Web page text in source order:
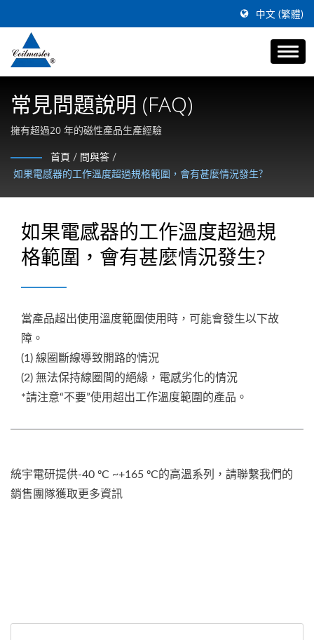
中文 (繁體)
常見問題說明 (FAQ)
擁有超過20 年的磁性產品生產經驗
首頁 / 問與答 /
如果電感器的工作溫度超過規格範圍，會有甚麼情況發生?
如果電感器的工作溫度超過規
格範圍，會有甚麼情況發生?
當產品超出使用溫度範圍使用時，可能會發生以下故
障。
(1) 線圈斷線導致開路的情況
(2) 無法保持線圈間的絕緣，電感劣化的情況
*請注意“不要”使用超出工作溫度範圍的產品。
統宇電研提供-40 ºC ~+165 ºC的高溫系列，請聯繫我們的
銷售團隊獲取更多資訊